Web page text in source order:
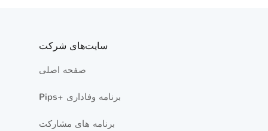
سایت‌های شرکت
صفحه اصلی
Pips+ برنامه وفاداری
برنامه های مشارکت